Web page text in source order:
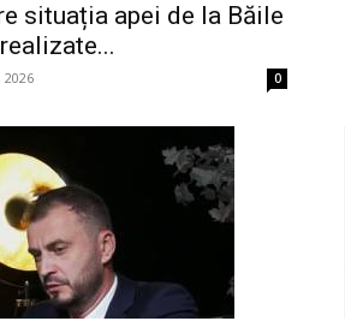
situația apei de la Băile
2026 0